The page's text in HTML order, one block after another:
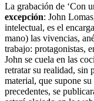
La grabación de ‘Con
excepción: John
intelectual, es el
mano) las vivencias,
trabajo: protagonistas,
John se cuela en las
retratar su realidad, sin
material, que supone
precedentes, se